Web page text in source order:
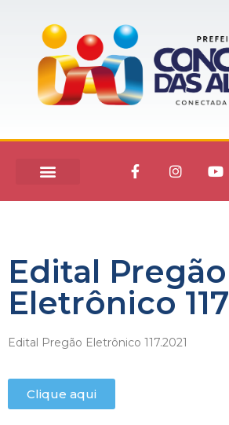
Edital Pregão
Eletrônico
Edital Pregão Eletrônico 117.2021
Clique aqui